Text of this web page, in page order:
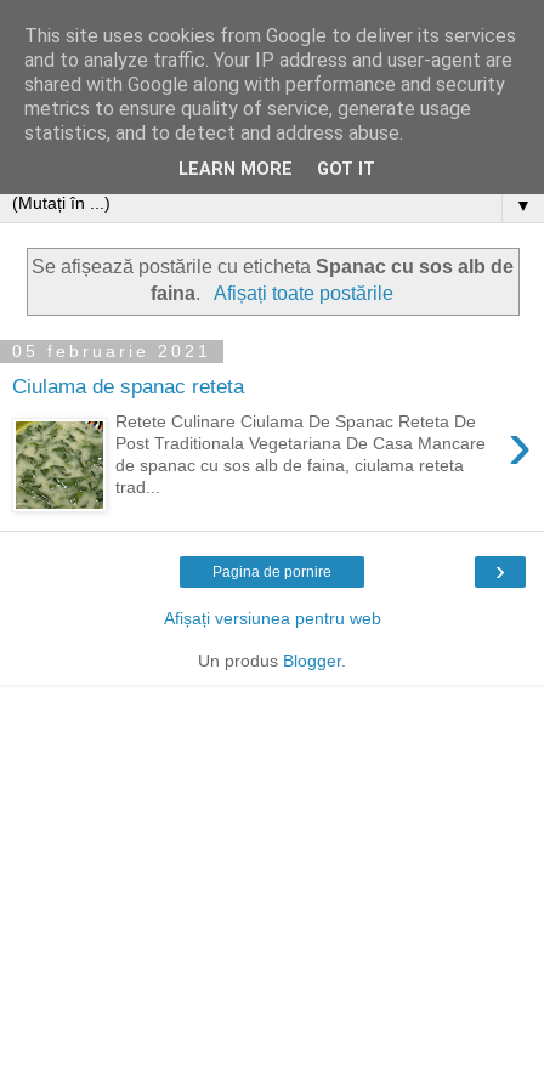
▼
Se afișează postările cu eticheta Spanac cu sos alb de
faina. Afișați toate postările
05 februarie 2021
Ciulama de spanac reteta
›
Retete Culinare Ciulama De Spanac Reteta De
Post Traditionala Vegetariana De Casa Mancare
de spanac cu sos alb de faina, ciulama reteta
trad...
›
Pagina de pornire
Afișați versiunea pentru web
Un produs Blogger.
This site uses cookies from Google to deliver its services
and to analyze traffic. Your IP address and user-agent are
shared with Google along with performance and security
metrics to ensure quality of service, generate usage
statistics, and to detect and address abuse.
LEARN MORE GOT IT